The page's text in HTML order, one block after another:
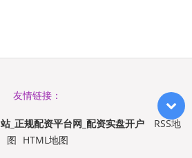
友情链接：
_正规配资平台网_配资实盘开户
RSS地
图 HTML地图